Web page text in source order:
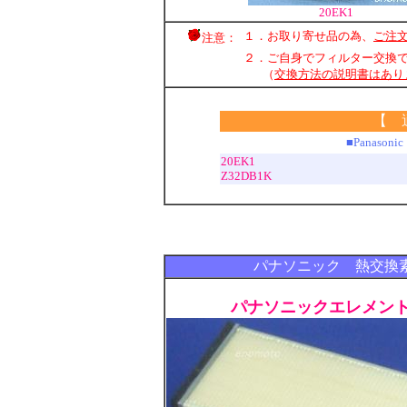
20EK1
注意：
１．お取り寄せ品の為、 ご注
２．ご自身でフィルター交換
（交換方法の説明書はあ
【
20EK1
Z32DB1K
パナソニック 熱交換
パナソニックエレメン